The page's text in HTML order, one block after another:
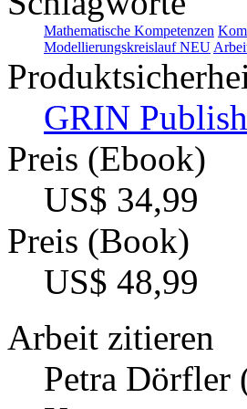
Mathematische Kompetenzen
Modellierungskreislauf NEU
GRIN
Preis (Ebook)
US$ 34,99
Preis (Book)
US$ 48,99
Arbeit zitieren
Petra Dörfler